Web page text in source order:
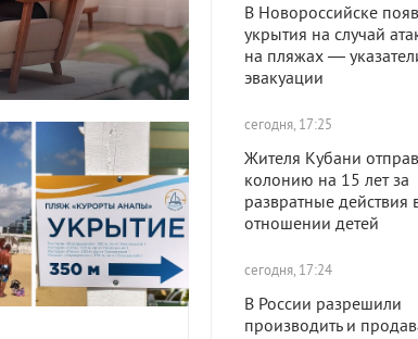
В Новороссийске
укрытия на случай
на пляжах —
эвакуации
сегодня, 17:25
Жителя Кубани
колонию на 15 лет за
развратные действия
отношении детей
сегодня, 17:24
В России разрешили
производить и